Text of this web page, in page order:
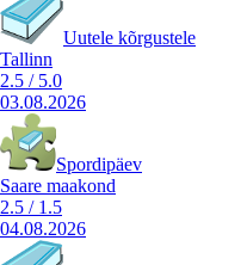
Uutele kõrgustele
Tallinn
2.5 / 5.0
03.08.2026
Spordipäev
Saare maakond
2.5 / 1.5
04.08.2026